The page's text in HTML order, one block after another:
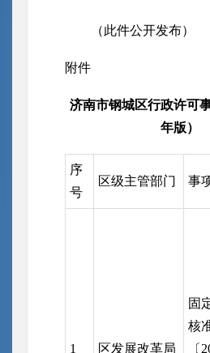
（此件公开发布）
附件
济南市钢城区行政许可
年版）
序
号
区级主管部门 事
1 区发展改革局
固
核
〔